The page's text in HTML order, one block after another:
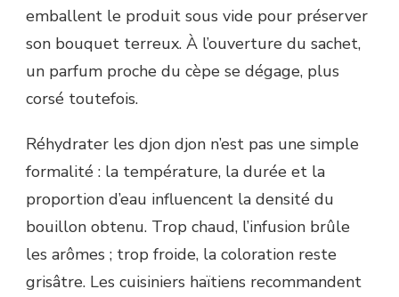
emballent le produit sous vide pour préserver
son bouquet terreux. À l’ouverture du sachet,
un parfum proche du cèpe se dégage, plus
corsé toutefois.
Réhydrater les djon djon n’est pas une simple
formalité : la température, la durée et la
proportion d’eau influencent la densité du
bouillon obtenu. Trop chaud, l’infusion brûle
les arômes ; trop froide, la coloration reste
grisâtre. Les cuisiniers haïtiens recommandent